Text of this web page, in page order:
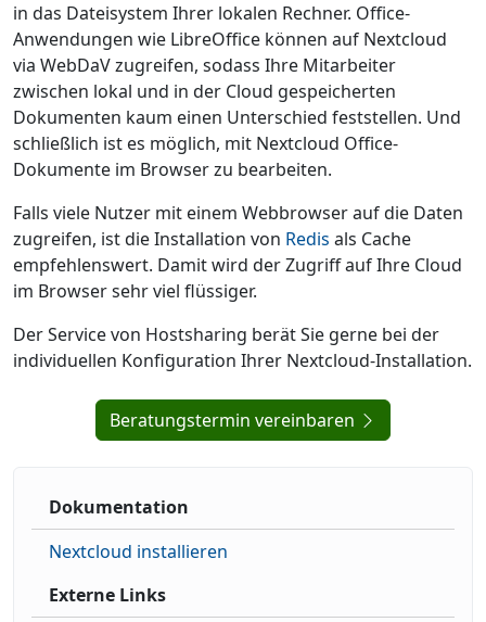
in das Dateisystem Ihrer lokalen Rechner. Office-
Anwendungen wie LibreOffice können auf Nextcloud
via WebDaV zugreifen, sodass Ihre Mitarbeiter
zwischen lokal und in der Cloud gespeicherten
Dokumenten kaum einen Unterschied feststellen. Und
schließlich ist es möglich, mit Nextcloud Office-
Dokumente im Browser zu bearbeiten.
Falls viele Nutzer mit einem Webbrowser auf die Daten
zugreifen, ist die Installation von Redis als Cache
empfehlenswert. Damit wird der Zugriff auf Ihre Cloud
im Browser sehr viel flüssiger.
Der Service von Hostsharing berät Sie gerne bei der
individuellen Konfiguration Ihrer Nextcloud-Installation.
Beratungstermin vereinbaren
Dokumentation
Nextcloud installieren
Externe Links